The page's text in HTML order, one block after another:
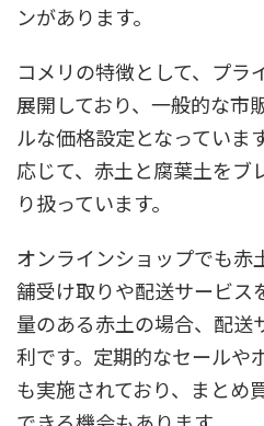
ンがあります。
コメリの特徴として、プラ
展開しており、一般的な市
ルな価格設定となっていま
応じて、赤土と腐葉土をブ
り扱っています。
オンラインショップでも赤
舗受け取りや配送サービス
量のある赤土の場合、配送
利です。定期的なセールや
も実施されており、まとめ